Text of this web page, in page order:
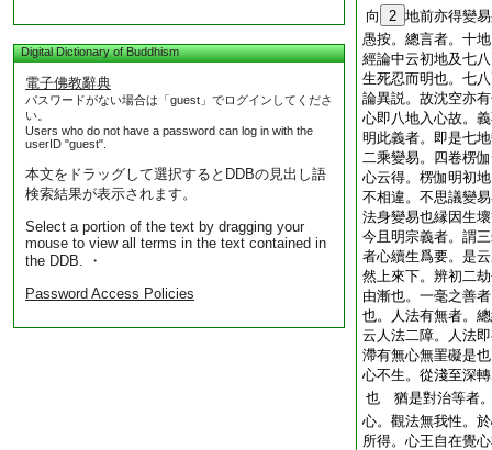
Digital Dictionary of Buddhism
電子佛教辭典
パスワードがない場合は「guest」でログインしてくださ
い。
Users who do not have a password can log in with the
userID "guest".
本文をドラッグして選択するとDDBの見出し語
検索結果が表示されます。
Select a portion of the text by dragging your
mouse to view all terms in the text contained in
the DDB. ・
Password Access Policies
向
2 地前亦得變
愚按。總言者。十
經論中云初地及七
生死忍而明也。七
論異説。故沈空亦
心即八地入心故。
明此義者。即是七
二乘變易。四卷楞
心云得。楞伽明初
不相違。不思議變
法身變易也縁因生
今且明宗義者。謂
者心續生爲要。是
然上來下。辨初二
由漸也。一毫之善
也。人法有無者。
云人法二障。人法
滯有無心無罣礙是
心不生。從淺至深
也 猶是對治等者
心。觀法無我性。
所得。心王自在覺